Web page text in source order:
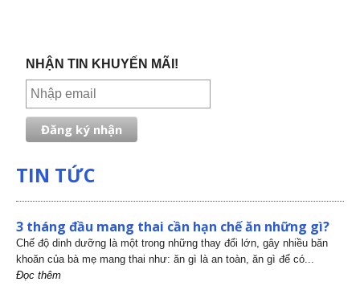
NHẬN TIN KHUYẾN MÃI!
TIN TỨC
3 tháng đầu mang thai cần hạn chế ăn những gì?
Chế độ dinh dưỡng là một trong những thay đổi lớn, gây nhiều băn
khoăn của bà mẹ mang thai như: ăn gì là an toàn, ăn gì để có...
Đọc thêm